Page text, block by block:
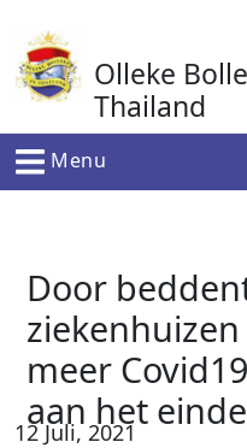
naar
de
inhoud
Olleke
Thailand
In Thailand
Menu
Door
meer
aan het
12 Juli, 2021